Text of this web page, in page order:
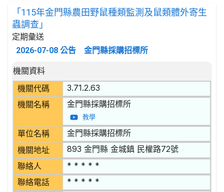
「115年金門縣農田野鼠種類監測及鼠類體外寄生
蟲調查」
定期彙送
2026-07-08 公告 金門縣採購招標所
決標公告詳細內容
機關資料
機關代碼
3.71.2.63
機關名稱 金門縣採購招標所
教學
單位名稱 金門縣採購招標所
機關地址 893 金門縣 金城鎮 民權路72號
聯絡人 * * * * *
聯絡電話 * * * * *